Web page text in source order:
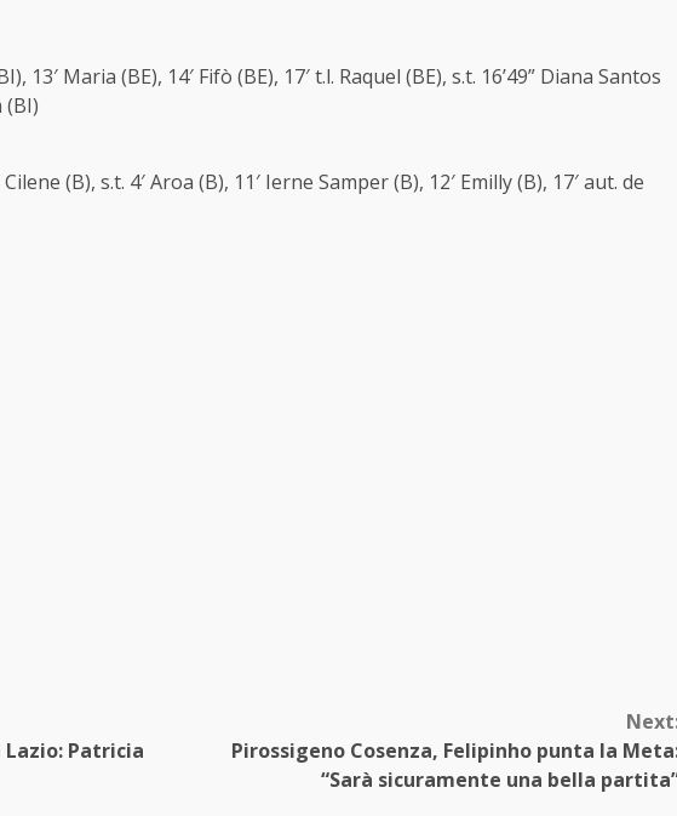
13′ Maria (BE), 14′ Fifò (BE), 17′ t.l. Raquel (BE), s.t. 16’49” Diana Santos
(BI)
Cilene (B), s.t. 4′ Aroa (B), 11′ Ierne Samper (B), 12′ Emilly (B), 17′ aut. de
Patricia
Pirossigeno Cosenza, Felipinho punta la
“Sarà sicuramente una bella